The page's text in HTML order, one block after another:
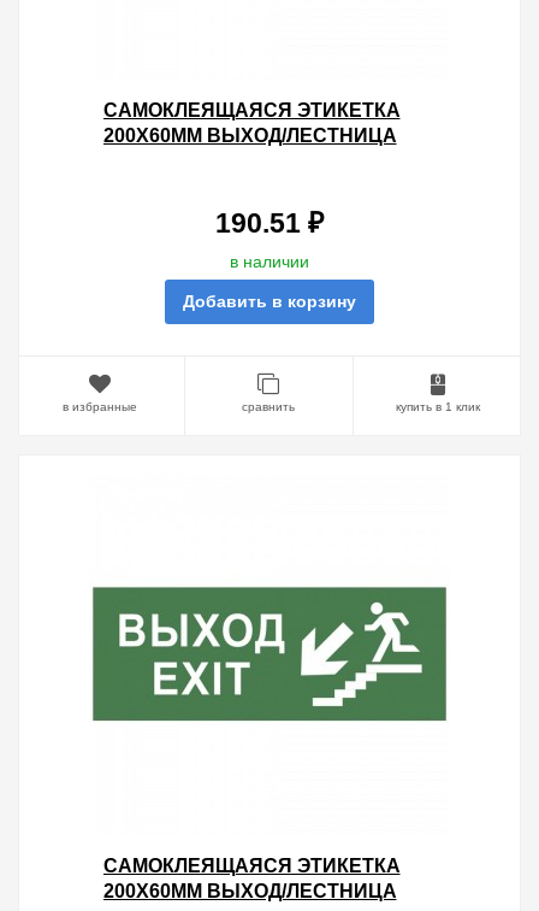
САМОКЛЕЯЩАЯСЯ ЭТИКЕТКА
200Х60ММ ВЫХОД/ЛЕСТНИЦА
190.51 ₽
в наличии
Добавить в корзину
в избранные сравнить купить в 1 клик
САМОКЛЕЯЩАЯСЯ ЭТИКЕТКА
200Х60ММ ВЫХОД/ЛЕСТНИЦА